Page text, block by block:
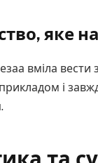
яке
вміла вести
і